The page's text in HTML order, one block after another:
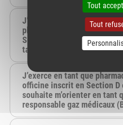
J’exerce depuis plus de 6
pharmacien adjoint en
Section D ou E(D), et je
tant que pharmacien
J’exerce en tant que
officine inscrit en Section D
souhaite m’orienter en tant
responsable gaz médicaux
Tout
Tout